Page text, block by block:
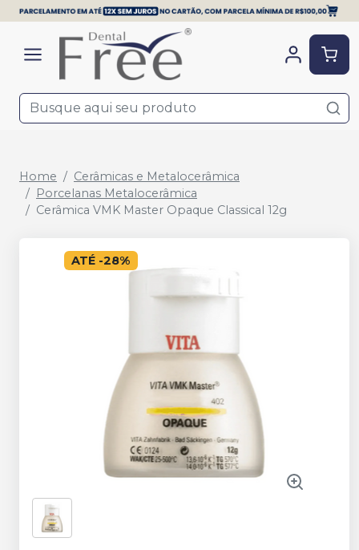
Home
Cerâmicas e Metalocerâmica
Porcelanas Metalocerâmica
Cerâmica VMK Master Opaque Classical 12g
ATÉ -28%